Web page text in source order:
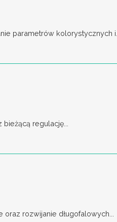
parametrów kolorystycznych i...
regulację...
rozwijanie długofalowych...